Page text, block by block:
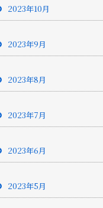
2023年10月
2023年9月
2023年8月
2023年7月
2023年6月
2023年5月